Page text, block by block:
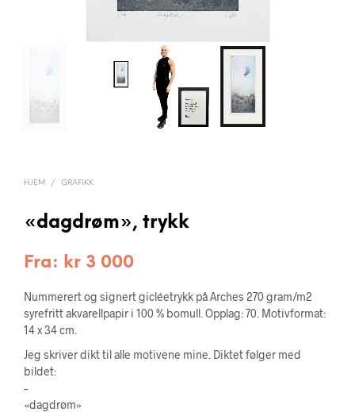
HJEM / GRAFIKK
«dagdrøm», trykk
Fra: kr 3 000
Nummerert og signert gicléetrykk på Arches 270 gram/m2
syrefritt akvarellpapir i 100 % bomull. Opplag: 70. Motivformat:
14 x 34 cm.
Jeg skriver dikt til alle motivene mine. Diktet følger med
bildet:
–
«dagdrøm»